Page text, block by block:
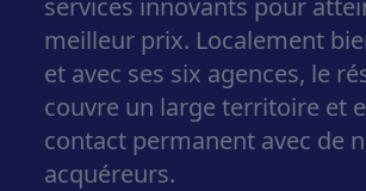
services innovants pour
meilleur prix. Localement
et avec ses six agences, le
couvre un large territoire et
contact permanent avec de
acquéreurs.